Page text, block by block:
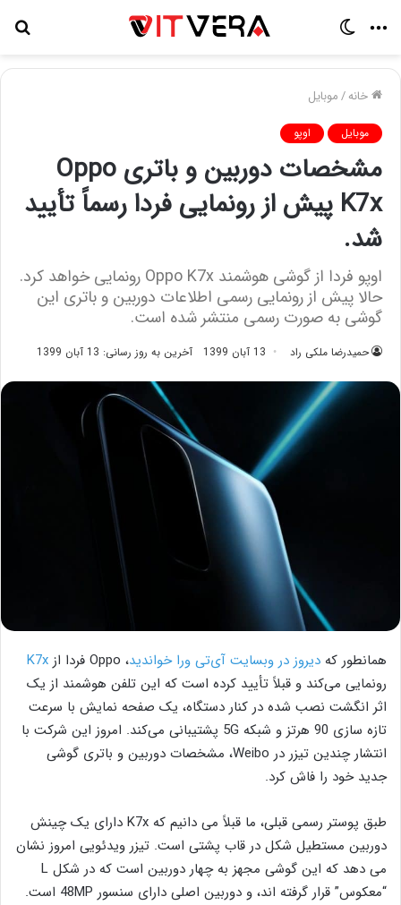
منو
خانه/موبایل
موبایل اوپو
مشخصات دوربین و باتری Oppo
K7x پیش از رونمایی فردا رسماً تأیید
شد.
اوپو فردا از گوشی هوشمند Oppo K7x رونمایی خواهد کرد.
حالا پیش از رونمایی رسمی اطلاعات دوربین و باتری این
گوشی به صورت رسمی منتشر شده است.
حمیدرضا ملکی راد 13 آبان 1399 آخرین به روز رسانی: 13 آبان 1399
همانطور که دیروز در وبسایت آی‌تی ورا خواندید، Oppo فردا از
K7x
رونمایی می‌کند و قبلاً تأیید کرده است که این تلفن هوشمند از یک
اثر انگشت نصب شده در کنار دستگاه، یک صفحه نمایش با سرعت
تازه سازی 90 هرتز و شبکه 5G پشتیبانی می‌کند. امروز این شرکت با
انتشار چندین تیزر در Weibo، مشخصات دوربین و باتری گوشی
جدید خود را فاش کرد.
طبق پوستر رسمی قبلی، ما قبلاً می دانیم که K7x دارای یک چینش
دوربین مستطیل شکل در قاب پشتی است. تیزر ویدئویی امروز نشان
می دهد که این گوشی مجهز به چهار دوربین است که در شکل L
“معکوس” قرار گرفته اند، و دوربین اصلی دارای سنسور 48MP است.